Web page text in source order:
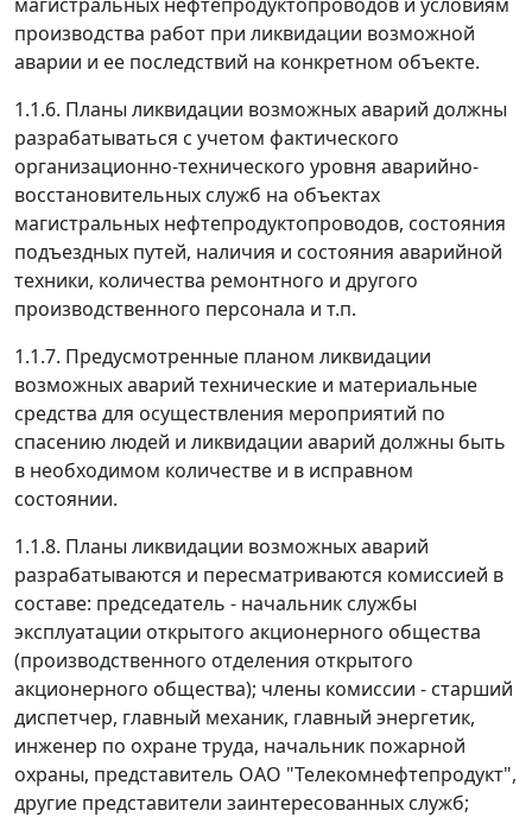
производства работ при ликвидации возможной
аварии и ее последствий на конкретном объекте.
1.1.6. Планы ликвидации возможных аварий должны
разрабатываться с учетом фактического
организационно-технического уровня аварийно-
восстановительных служб на объектах
магистральных нефтепродуктопроводов, состояния
подъездных путей, наличия и состояния аварийной
техники, количества ремонтного и другого
производственного персонала и т.п.
1.1.7. Предусмотренные планом ликвидации
возможных аварий технические и материальные
средства для осуществления мероприятий по
спасению людей и ликвидации аварий должны быть
в необходимом количестве и в исправном
состоянии.
1.1.8. Планы ликвидации возможных аварий
разрабатываются и пересматриваются комиссией в
составе: председатель - начальник службы
эксплуатации открытого акционерного общества
(производственного отделения открытого
акционерного общества); члены комиссии - старший
диспетчер, главный механик, главный энергетик,
инженер по охране труда, начальник пожарной
охраны, представитель ОАО "Телекомнефтепродукт",
другие представители заинтересованных служб;